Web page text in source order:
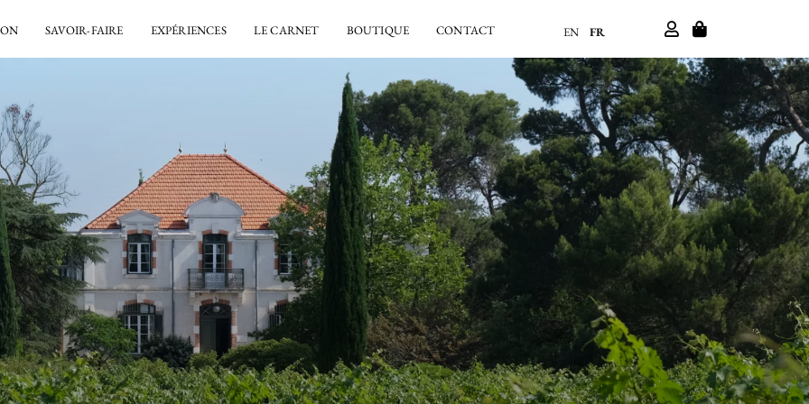
SAVOIR-FAIRE EXPÉRIENCES LE CARNET BOUTIQUE CONTACT EN FR